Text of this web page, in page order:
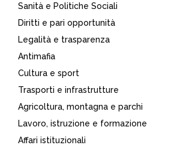
Sanità e Politiche Sociali
Diritti e pari opportunità
Legalità e trasparenza
Antimafia
Cultura e sport
Trasporti e infrastrutture
Agricoltura, montagna e parchi
Lavoro, istruzione e formazione
Affari istituzionali